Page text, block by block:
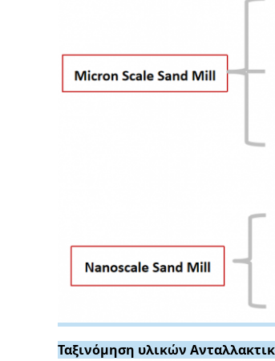
Ταξινόμηση υλικών